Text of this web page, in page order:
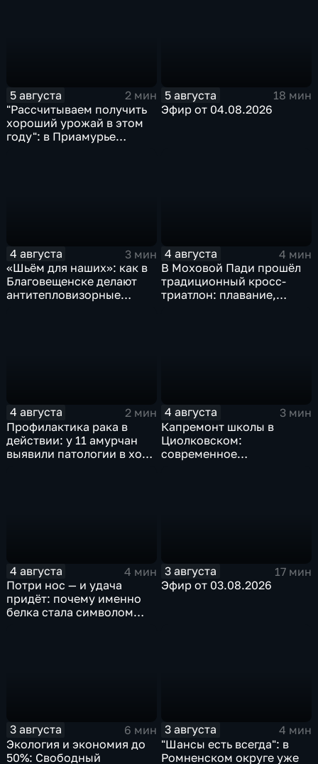
5 августа
2 мин
"Рассчитываем получить
хороший урожай в этом
году": в Приамурье
5 августа
18 мин
Эфир от 04.08.2026
4 августа
3 мин
«Шьём для наших»: как в
Благовещенске делают
антитепловизорные
4 августа
4 мин
В Моховой Пади прошёл
традиционный кросс-
триатлон: плавание,
4 августа
2 мин
Профилактика рака в
действии: у 11 амурчан
выявили патологии в ходе
4 августа
3 мин
Капремонт школы в
Циолковском:
современное
4 августа
4 мин
Потри нос — и удача
придёт: почему именно
белка стала символом
3 августа
17 мин
Эфир от 03.08.2026
3 августа
6 мин
Экология и экономия до
50%: Свободный
3 августа
4 мин
"Шансы есть всегда": в
Ромненском округе уже